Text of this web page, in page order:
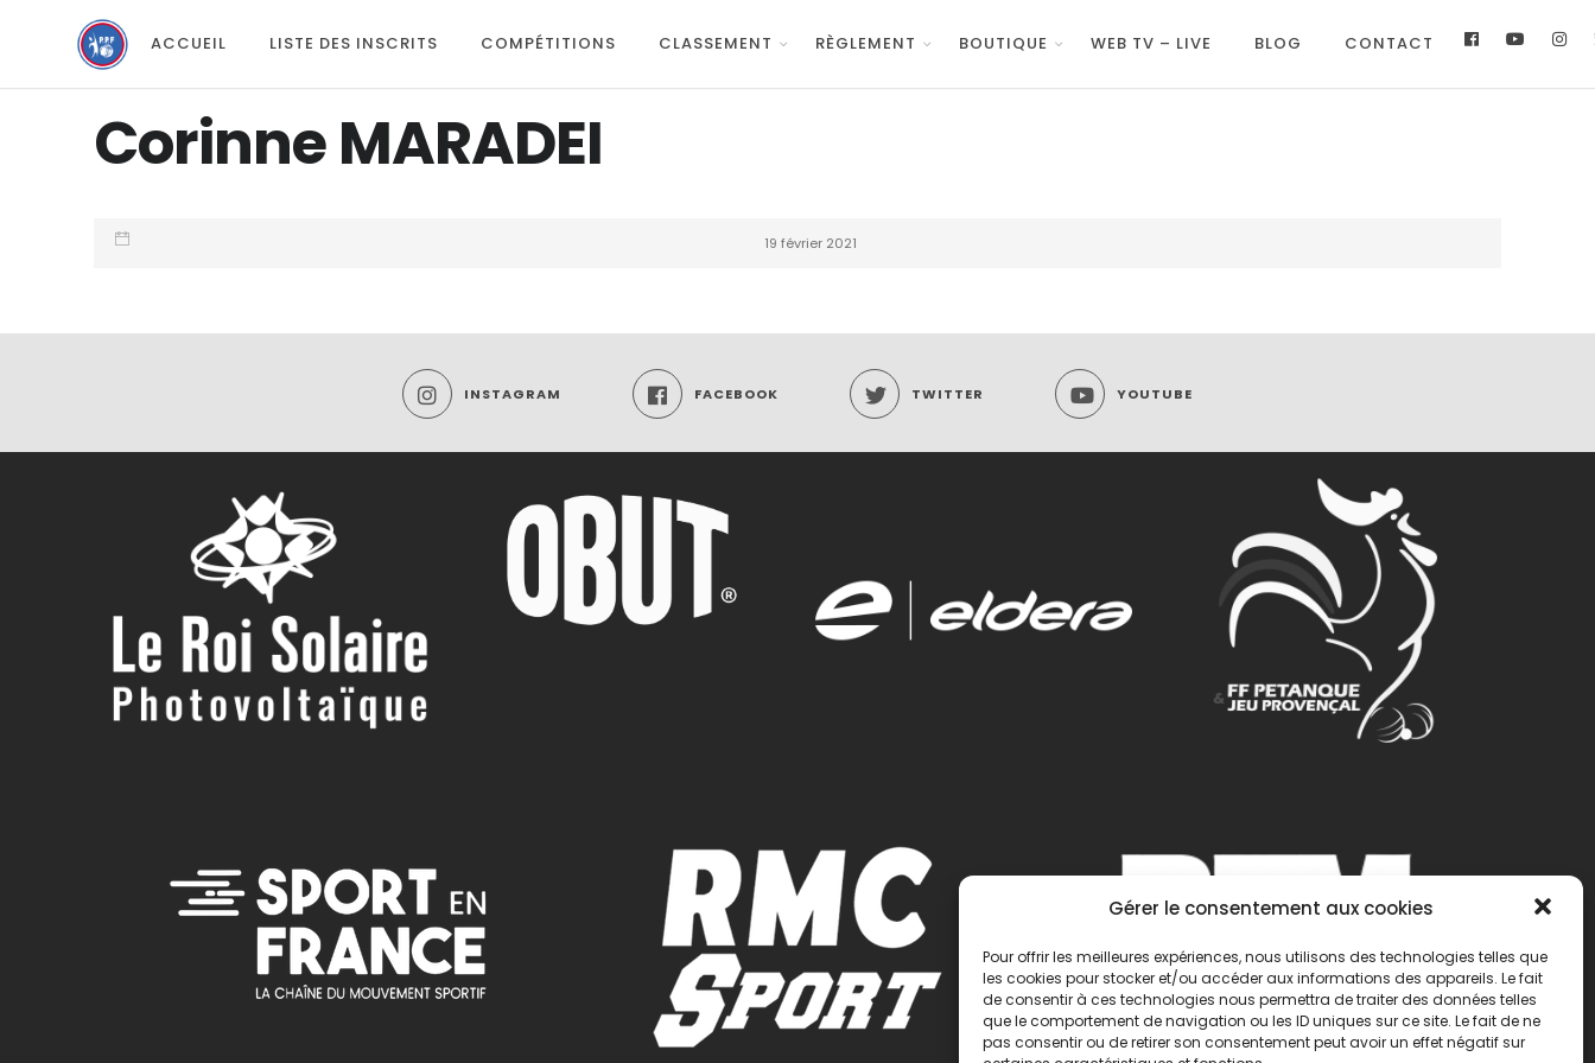
Gérer le consentement aux cookies
Pour offrir les meilleures expériences, nous utilisons des technologies telles que
les cookies pour stocker et/ou accéder aux informations des appareils. Le fait
de consentir à ces technologies nous permettra de traiter des données telles
que le comportement de navigation ou les ID uniques sur ce site. Le fait de ne
pas consentir ou de retirer son consentement peut avoir un effet négatif sur
ACCUEIL LISTE DES INSCRITS COMPÉTITIONS CLASSEMENT RÈGLEMENT BOUTIQUE WEB TV – LIVE BLOG CONTACT
Corinne MARADEI
19 février 2021
INSTAGRAM FACEBOOK TWITTER YOUTUBE